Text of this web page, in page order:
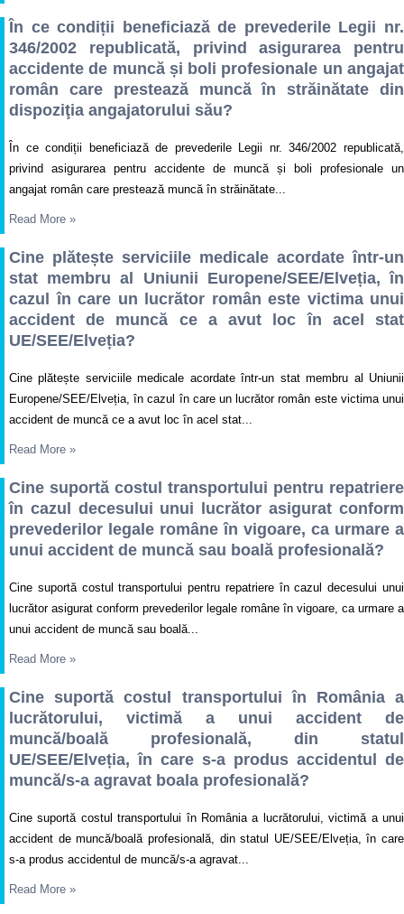
În ce condiții beneficiază de prevederile Legii nr.
346/2002 republicată, privind asigurarea pentru
accidente de muncă și boli profesionale un angajat
român care prestează muncă în străinătate din
dispoziţia angajatorului său?
În ce condiții beneficiază de prevederile Legii nr. 346/2002 republicată,
privind asigurarea pentru accidente de muncă și boli profesionale un
angajat român care prestează muncă în străinătate...
Read More »
Cine plătește serviciile medicale acordate într-un
stat membru al Uniunii Europene/SEE/Elveția, în
cazul în care un lucrător român este victima unui
accident de muncă ce a avut loc în acel stat
UE/SEE/Elveția?
Cine plătește serviciile medicale acordate într-un stat membru al Uniunii
Europene/SEE/Elveția, în cazul în care un lucrător român este victima unui
accident de muncă ce a avut loc în acel stat...
Read More »
Cine suportă costul transportului pentru repatriere
în cazul decesului unui lucrător asigurat conform
prevederilor legale române în vigoare, ca urmare a
unui accident de muncă sau boală profesională?
Cine suportă costul transportului pentru repatriere în cazul decesului unui
lucrător asigurat conform prevederilor legale române în vigoare, ca urmare a
unui accident de muncă sau boală...
Read More »
Cine suportă costul transportului în România a
lucrătorului, victimă a unui accident de
muncă/boală profesională, din statul
UE/SEE/Elveția, în care s-a produs accidentul de
muncă/s-a agravat boala profesională?
Cine suportă costul transportului în România a lucrătorului, victimă a unui
accident de muncă/boală profesională, din statul UE/SEE/Elveția, în care
s-a produs accidentul de muncă/s-a agravat...
Read More »